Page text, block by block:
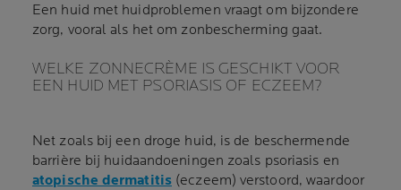
Een huid met huidproblemen vraagt om bijzondere
zorg, vooral als het om zonbescherming gaat.
WELKE ZONNECRÈME IS GESCHIKT VOOR
EEN HUID MET PSORIASIS OF ECZEEM?
Net zoals bij een droge huid, is de beschermende
barrière bij huidaandoeningen zoals psoriasis en
atopische dermatitis (eczeem) verstoord, waardoor